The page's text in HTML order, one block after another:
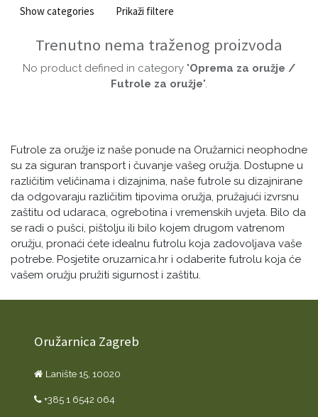
Show categories Prikaži filtere
Trenutno nema traženog proizvoda
No product defined in category "Oprema za oružje /
Futrole za oružje".
Futrole za oružje iz naše ponude na Oružarnici neophodne
su za siguran transport i čuvanje vašeg oružja. Dostupne u
različitim veličinama i dizajnima, naše futrole su dizajnirane
da odgovaraju različitim tipovima oružja, pružajući izvrsnu
zaštitu od udaraca, ogrebotina i vremenskih uvjeta. Bilo da
se radi o pušci, pištolju ili bilo kojem drugom vatrenom
oružju, pronaći ćete idealnu futrolu koja zadovoljava vaše
potrebe. Posjetite oruzarnica.hr i odaberite futrolu koja će
vašem oružju pružiti sigurnost i zaštitu.
Oružarnica Zagreb
Lanište 15, 10020
+385 1 6542 064